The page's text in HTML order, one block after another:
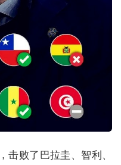
击败了巴拉圭、智利、